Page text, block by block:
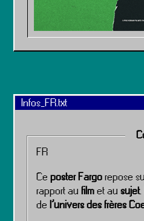
Infos_FR.txt
FR
Ce poster Fargorepose
rapport au filmet au sujet
de l’univers des frères